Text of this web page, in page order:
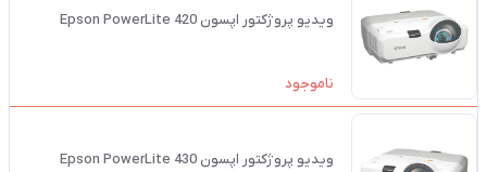
ویدیو پروژکتور اپسون Epson PowerLite 420
ناموجود
ویدیو پروژکتور اپسون Epson PowerLite 430